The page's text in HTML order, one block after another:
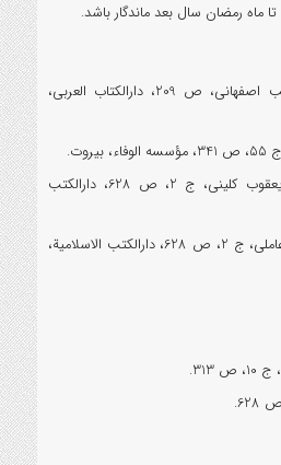
ماه رمضان سال بعد ماندگار باشد.
1. مفردات الفاظ القرآن، راغب اصفهانی، ص 209، دارالکتاب العربی،
3. ر.ک: الکافی، محمد بن یعقوب کلینی، ج 2، ص 628، دارالکتب
4. وسائل الشیعه، شیخ حر عاملی، ج 2، ص 628، دارالکتب الاسلامیة،